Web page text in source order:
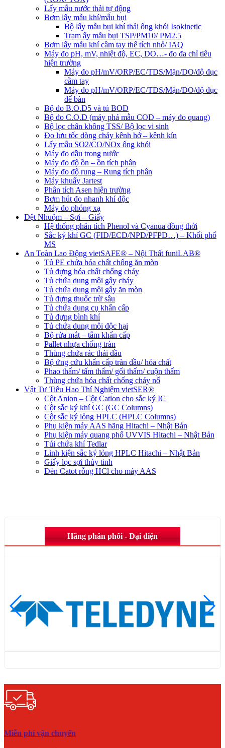
Lấy mẫu nước thải tự động
Bơm lấy mẫu khí/mẫu bụi
Bộ lấy mẫu bụi khí thải ống khói Isokinetic
Trạm ấy mẫu bụi TSP/PM10/ PM2.5
Bơm lấy mẫu khí cầm tay thể tích nhỏ/ IAQ
Máy đo pH, mV, nhiệt độ, EC, DO…- đo đa chỉ tiêu
hiện trường
Máy đo pH/mV/ORP/EC/TDS/Mặn/DO/độ đục
cầm tay
Máy đo pH/mV/ORP/EC/TDS/Mặn/DO/độ đục
để bàn
Bộ đo B.O.D5 và tủ BOD
Bộ đo C.O.D (máy phá mẫu COD – máy đo quang)
Bộ lọc chân không TSS/ Bộ lọc vi sinh
Đo lưu tốc dòng chảy kênh hở – kênh kín
Lấy mẫu SO2/CO/NOx ống khói
Máy đo dầu trong nước
Máy đo độ ồn – ồn tích phân
Máy đo độ rung – Rung tích phân
Máy khuấy Jartest
Phân tích Asen hiện trường
Bơm hút đo nhanh khí độc
Máy đo phóng xạ
Dệt Nhuộm – Sợi – Giấy
Hệ thống phân tích Phenol và Cyanua đồng thời
Sắc ký khí GC (FID/ECD/NPD/PFPD…) – Khối phổ
MS
An Toàn Lao Động vietSAFE® – Nội Thất funiLAB®
Tủ PE chứa hóa chất chống ăn mòn
Tủ đựng hóa chất chống cháy
Tủ chứa dung môi gây cháy
Tủ chứa dung môi gây ăn mòn
Tủ đựng thuốc trừ sâu
Tủ chứa dụng cụ khẩn cấp
Tủ đựng bình khí
Tủ chứa dung môi độc hại
Bộ rửa mắt – tắm khẩn cấp
Pallet nhựa chống tràn
Thùng chứa rác thải dầu
Bộ ứng cứu khẩn cấp tràn dầu/ hóa chất
Phao thấm/ tấm thấm/ gối thấm/ cuộn thấm
Thùng chứa hóa chất chống cháy nổ
Vật Tư Tiêu Hao Thí Nghiệm vietSER®
Cột Anion – Cột Cation cho sắc ký IC
Cột sắc ký khí GC (GC Columns)
Cột sắc ký lỏng HPLC (HPLC Columns)
Phụ kiện máy AAS hãng Hitachi – Nhật Bản
Phụ kiện máy quang phổ UVVIS Hitachi – Nhật Bản
Túi chứa khí Tedlar
Linh kiện sắc ký lỏng HPLC Hitachi – Nhật Bản
Giấy lọc sợi thủy tinh
Đèn Catot rỗng HCl cho máy AAS
Hãng phân phối - Đại diện
Miễn phí vận chuyển